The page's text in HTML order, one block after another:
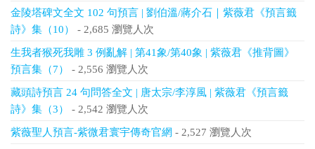
金陵塔碑文全文 102 句預言 | 劉伯溫/蔣介石｜紫薇君《預言籤
詩》集（10）
- 2,685 瀏覽人次
生我者猴死我雕 3 例亂解 | 第41象/第40象 | 紫薇君《推背圖》
預言集（7）
- 2,556 瀏覽人次
藏頭詩預言 24 句問答全文 | 唐太宗/李淳風 | 紫薇君《預言籤
詩》集（3）
- 2,542 瀏覽人次
紫薇聖人預言-紫微君寰宇傳奇官網 - 2,527 瀏覽人次